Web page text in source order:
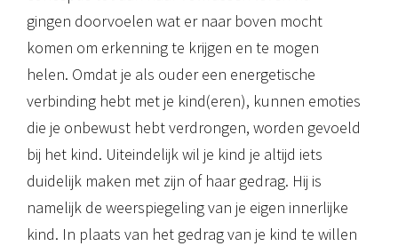
gingen doorvoelen wat er naar boven mocht
komen om erkenning te krijgen en te mogen
helen. Omdat je als ouder een energetische
verbinding hebt met je kind(eren), kunnen emoties
die je onbewust hebt verdrongen, worden gevoeld
bij het kind. Uiteindelijk wil je kind je altijd iets
duidelijk maken met zijn of haar gedrag. Hij is
namelijk de weerspiegeling van je eigen innerlijke
kind. In plaats van het gedrag van je kind te willen